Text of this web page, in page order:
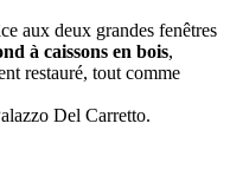
aux deux grandes fenêtres
à caissons en bois,
restauré, tout comme
Del Carretto.